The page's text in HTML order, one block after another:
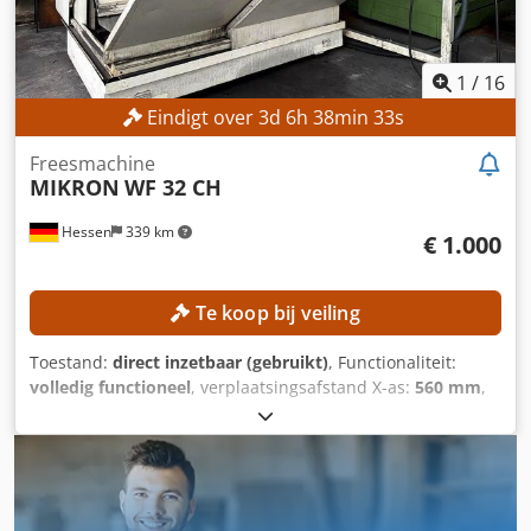
1 / 16
Eindigt over3d 6h 38min 31s
Hessen 339 km
Freesmachine
MIKRON WF 32 CH
€ 1.000
Te koop bij veiling
Toestand: direct inzetbaar (gebruikt), Functionaliteit:
volledig functioneel, verplaatsingsafstand X-as: 560 mm,
, verplaatsingsafstand Z-as:
mm, spilsnelheid (max.):6.300 rpm, draaibereik:45 °,
Geen minimumprijs – gegarandeerde verkoop tegen het
hoogste bod! TECHNISCHE GEGEVENS Verplaatsingsweg X-
as: 560 mm Verplaatsingsweg Y-as: 500 mm